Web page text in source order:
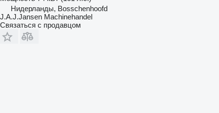
Нидерланды, Bosschenhoofd
J.A.J.Jansen Machinehandel
Связаться с продавцом